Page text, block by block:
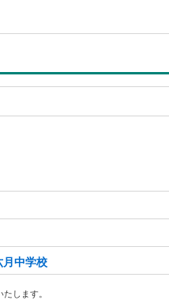
月中学校
します。